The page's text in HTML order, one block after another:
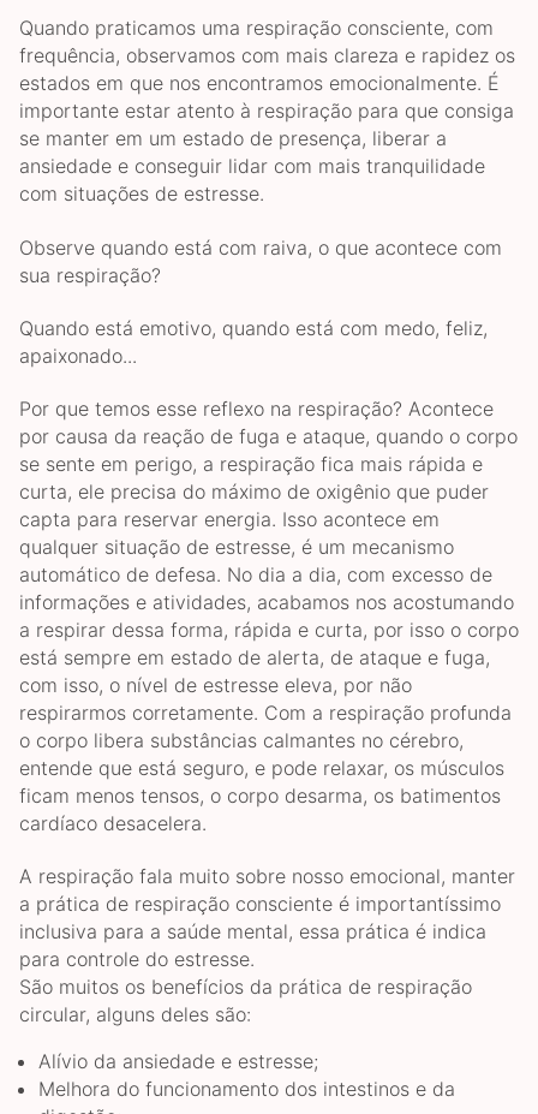
Quando praticamos uma respiração consciente, com
frequência, observamos com mais clareza e rapidez os
estados em que nos encontramos emocionalmente. É
importante estar atento à respiração para que consiga
se manter em um estado de presença, liberar a
ansiedade e conseguir lidar com mais tranquilidade
com situações de estresse.
Observe quando está com raiva, o que acontece com
sua respiração?
Quando está emotivo, quando está com medo, feliz,
apaixonado...
Por que temos esse reflexo na respiração? Acontece
por causa da reação de fuga e ataque, quando o corpo
se sente em perigo, a respiração fica mais rápida e
curta, ele precisa do máximo de oxigênio que puder
capta para reservar energia. Isso acontece em
qualquer situação de estresse, é um mecanismo
automático de defesa. No dia a dia, com excesso de
informações e atividades, acabamos nos acostumando
a respirar dessa forma, rápida e curta, por isso o corpo
está sempre em estado de alerta, de ataque e fuga,
com isso, o nível de estresse eleva, por não
respirarmos corretamente. Com a respiração profunda
o corpo libera substâncias calmantes no cérebro,
entende que está seguro, e pode relaxar, os músculos
ficam menos tensos, o corpo desarma, os batimentos
cardíaco desacelera.
A respiração fala muito sobre nosso emocional, manter
a prática de respiração consciente é importantíssimo
inclusiva para a saúde mental, essa prática é indica
para controle do estresse.
São muitos os benefícios da prática de respiração
circular, alguns deles são:
Alívio da ansiedade e estresse;
Melhora do funcionamento dos intestinos e da